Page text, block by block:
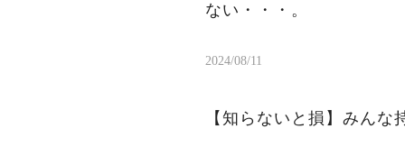
ない・・・。
2024/08/11
【知らないと損】みん